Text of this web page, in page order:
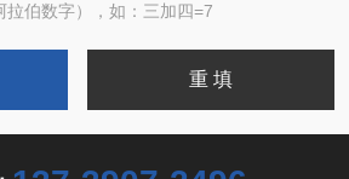
伯数字），如：三加四=7